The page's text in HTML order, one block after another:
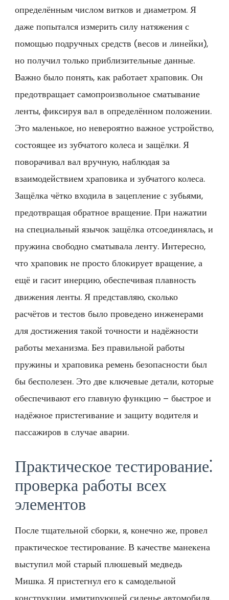
определённым числом витков и диаметром. Я
даже попытался измерить силу натяжения с
помощью подручных средств (весов и линейки),
но получил только приблизительные данные.
Важно было понять, как работает храповик. Он
предотвращает самопроизвольное сматывание
ленты, фиксируя вал в определённом положении.
Это маленькое, но невероятно важное устройство,
состоящее из зубчатого колеса и защёлки. Я
поворачивал вал вручную, наблюдая за
взаимодействием храповика и зубчатого колеса.
Защёлка чётко входила в зацепление с зубьями,
предотвращая обратное вращение. При нажатии
на специальный язычок защёлка отсоединялась, и
пружина свободно сматывала ленту. Интересно,
что храповик не просто блокирует вращение, а
ещё и гасит инерцию, обеспечивая плавность
движения ленты. Я представляю, сколько
расчётов и тестов было проведено инженерами
для достижения такой точности и надёжности
работы механизма. Без правильной работы
пружины и храповика ремень безопасности был
бы бесполезен. Это две ключевые детали, которые
обеспечивают его главную функцию – быстрое и
надёжное пристегивание и защиту водителя и
пассажиров в случае аварии.
Практическое тестирование⁚
проверка работы всех
элементов
После тщательной сборки, я, конечно же, провел
практическое тестирование. В качестве манекена
выступил мой старый плюшевый медведь
Мишка. Я пристегнул его к самодельной